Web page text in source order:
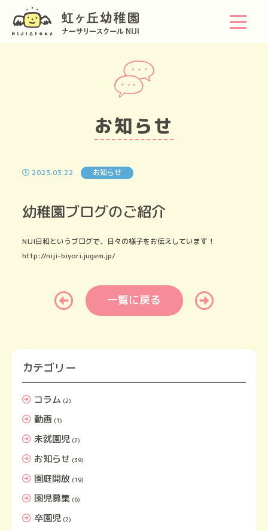
お知らせ
2023.03.22 お知らせ
幼稚園ブログのご紹介
NIJI日和というブログで、日々の様子をお伝えしています！
http://niji-biyori.jugem.jp/
一覧に戻る
カテゴリー
コラム (2)
動画 (1)
未就園児(2)
お知らせ (39)
園庭開放 (19)
園児募集(6)
卒園児(2)